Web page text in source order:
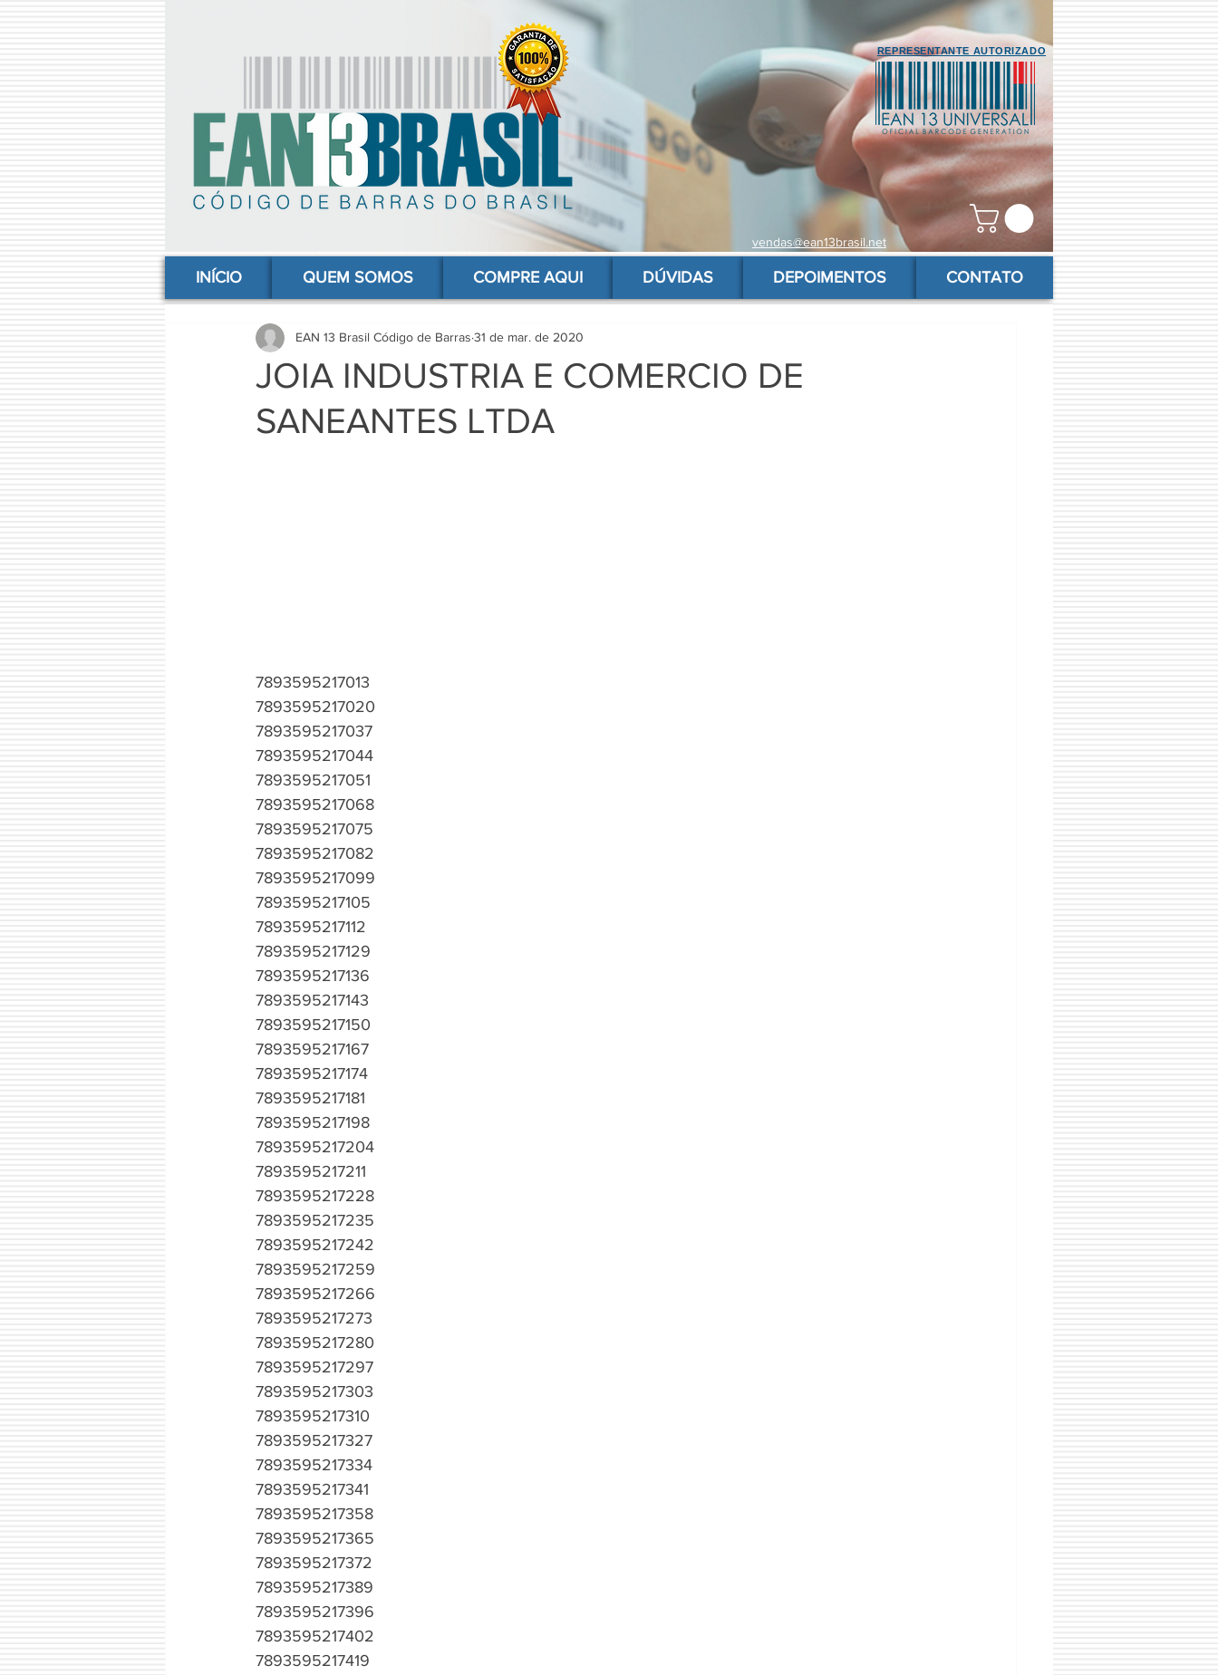
vendas@ean13brasil.net
REPRESENTANTE AUTORIZADO
comprar codigo de barras, comprar código de barras, adquirir código de barras, código de barras online, código de barras para produtos, gs1, código brasileiro, ean 13 universal, código de barras barato
INÍCIO QUEM SOMOS COMPRE AQUI DÚVIDAS DEPOIMENTOS CONTATO
JOIA INDUSTRIA E COMERCIO DE
SANEANTES LTDA
EAN 13 Brasil Código de Barras 31 de mar. de 2020
7893595217013
7893595217020
7893595217037
7893595217044
7893595217051
7893595217068
7893595217075
7893595217082
7893595217099
7893595217105
7893595217112
7893595217129
7893595217136
7893595217143
7893595217150
7893595217167
7893595217174
7893595217181
7893595217198
7893595217204
7893595217211
7893595217228
7893595217235
7893595217242
7893595217259
7893595217266
7893595217273
7893595217280
7893595217297
7893595217303
7893595217310
7893595217327
7893595217334
7893595217341
7893595217358
7893595217365
7893595217372
7893595217389
7893595217396
7893595217402
7893595217419